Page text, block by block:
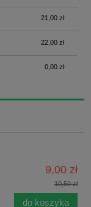
21,00 zł
22,00 zł
0,00 zł
9,00 zł
10,50 zł
do koszyka